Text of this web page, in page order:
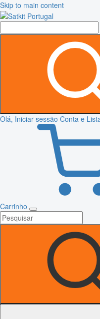
Skip to main content
Olá, Iniciar sessão Conta e
Carrinho